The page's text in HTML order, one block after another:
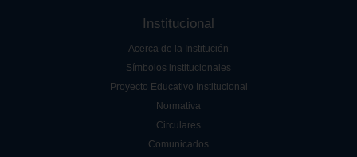
Institucional
Acerca de la Institución
Símbolos institucionales
Proyecto Educativo Institucional
Normativa
Circulares
Comunicados